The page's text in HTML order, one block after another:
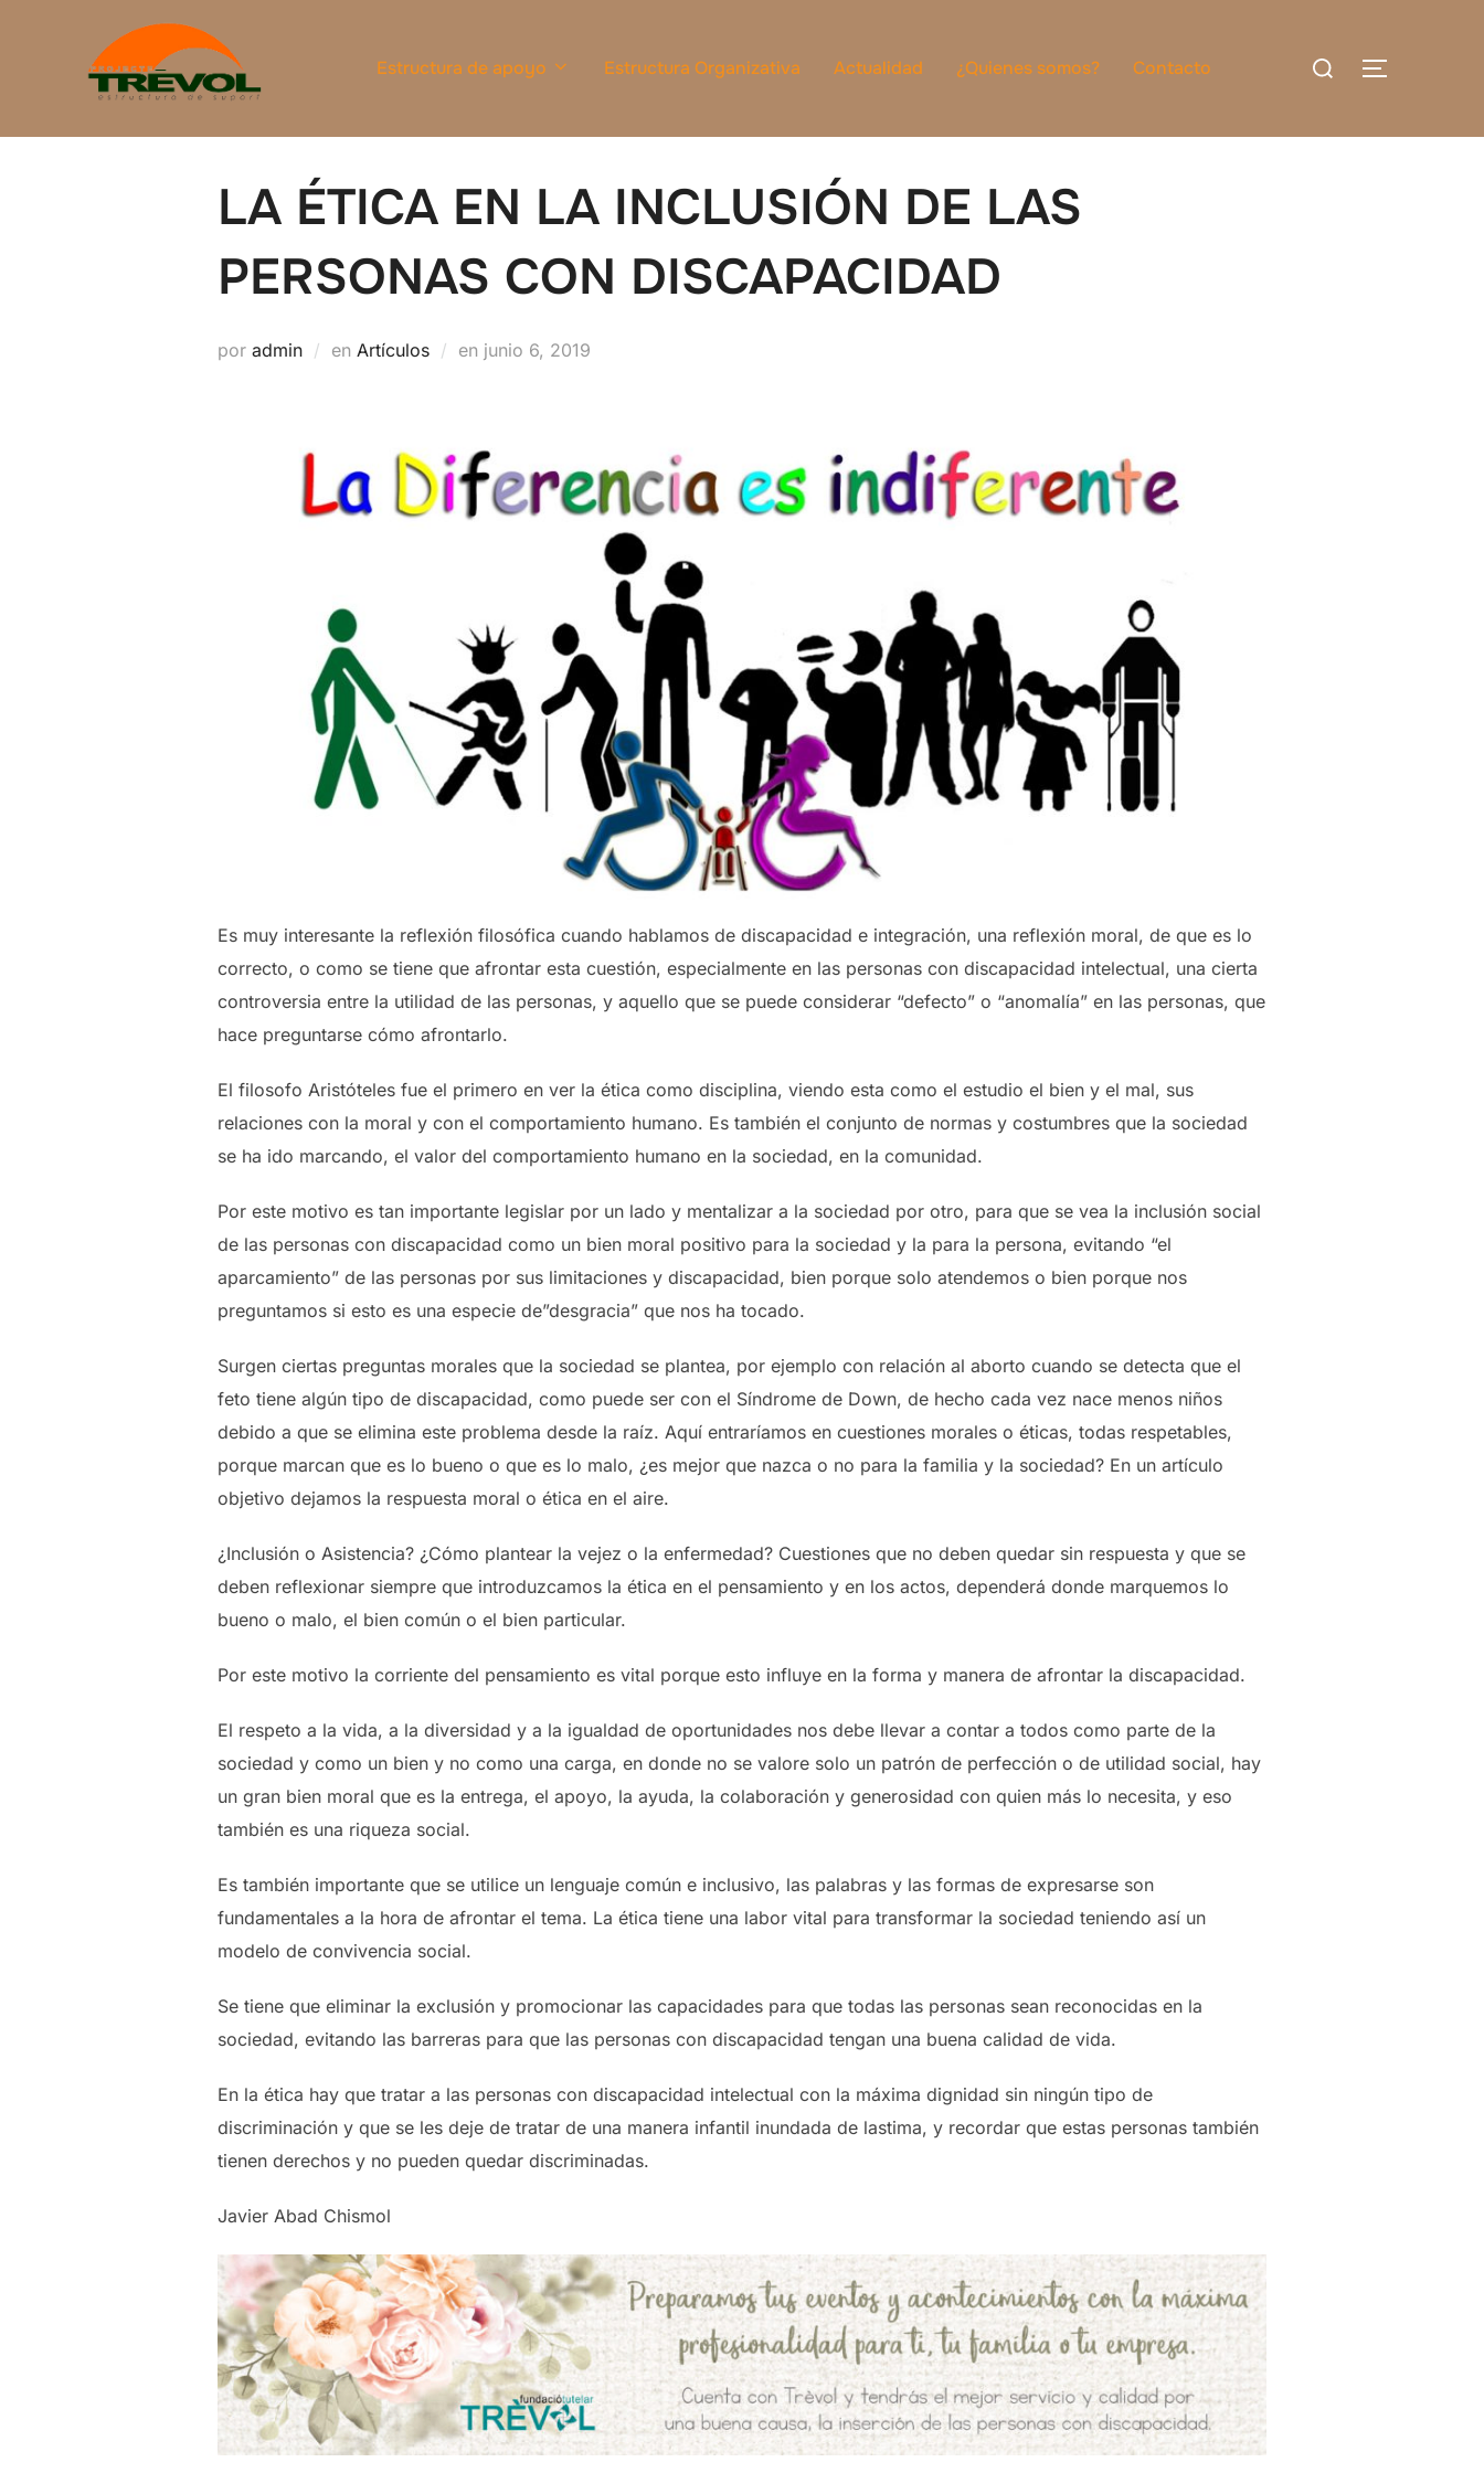
Estructura de apoyo Estructura Organizativa Actualidad ¿Quienes somos? Contacto
Buscar:
LA ÉTICA EN LA INCLUSIÓN DE LAS
PERSONAS CON DISCAPACIDAD
por admin en Artículos en Publicado
junio 6, 2019
Es muy interesante la reflexión filosófica cuando hablamos de discapacidad e integración, una reflexión moral, de que es lo
correcto, o como se tiene que afrontar esta cuestión, especialmente en las personas con discapacidad intelectual, una cierta
controversia entre la utilidad de las personas, y aquello que se puede considerar “defecto” o “anomalía” en las personas, que
hace preguntarse cómo afrontarlo.
El filosofo Aristóteles fue el primero en ver la ética como disciplina, viendo esta como el estudio el bien y el mal, sus
relaciones con la moral y con el comportamiento humano. Es también el conjunto de normas y costumbres que la sociedad
se ha ido marcando, el valor del comportamiento humano en la sociedad, en la comunidad.
Por este motivo es tan importante legislar por un lado y mentalizar a la sociedad por otro, para que se vea la inclusión social
de las personas con discapacidad como un bien moral positivo para la sociedad y la para la persona, evitando “el
aparcamiento” de las personas por sus limitaciones y discapacidad, bien porque solo atendemos o bien porque nos
preguntamos si esto es una especie de”desgracia” que nos ha tocado.
Surgen ciertas preguntas morales que la sociedad se plantea, por ejemplo con relación al aborto cuando se detecta que el
feto tiene algún tipo de discapacidad, como puede ser con el Síndrome de Down, de hecho cada vez nace menos niños
debido a que se elimina este problema desde la raíz. Aquí entraríamos en cuestiones morales o éticas, todas respetables,
porque marcan que es lo bueno o que es lo malo, ¿es mejor que nazca o no para la familia y la sociedad? En un artículo
objetivo dejamos la respuesta moral o ética en el aire.
¿Inclusión o Asistencia? ¿Cómo plantear la vejez o la enfermedad? Cuestiones que no deben quedar sin respuesta y que se
deben reflexionar siempre que introduzcamos la ética en el pensamiento y en los actos, dependerá donde marquemos lo
bueno o malo, el bien común o el bien particular.
Por este motivo la corriente del pensamiento es vital porque esto influye en la forma y manera de afrontar la discapacidad.
El respeto a la vida, a la diversidad y a la igualdad de oportunidades nos debe llevar a contar a todos como parte de la
sociedad y como un bien y no como una carga, en donde no se valore solo un patrón de perfección o de utilidad social, hay
un gran bien moral que es la entrega, el apoyo, la ayuda, la colaboración y generosidad con quien más lo necesita, y eso
también es una riqueza social.
Es también importante que se utilice un lenguaje común e inclusivo, las palabras y las formas de expresarse son
fundamentales a la hora de afrontar el tema. La ética tiene una labor vital para transformar la sociedad teniendo así un
modelo de convivencia social.
Se tiene que eliminar la exclusión y promocionar las capacidades para que todas las personas sean reconocidas en la
sociedad, evitando las barreras para que las personas con discapacidad tengan una buena calidad de vida.
En la ética hay que tratar a las personas con discapacidad intelectual con la máxima dignidad sin ningún tipo de
discriminación y que se les deje de tratar de una manera infantil inundada de lastima, y recordar que estas personas también
tienen derechos y no pueden quedar discriminadas.
Javier Abad Chismol